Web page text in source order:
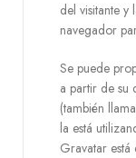
del visitante
navegador
Se puede
a partir de
(también
la está
Gravatar está